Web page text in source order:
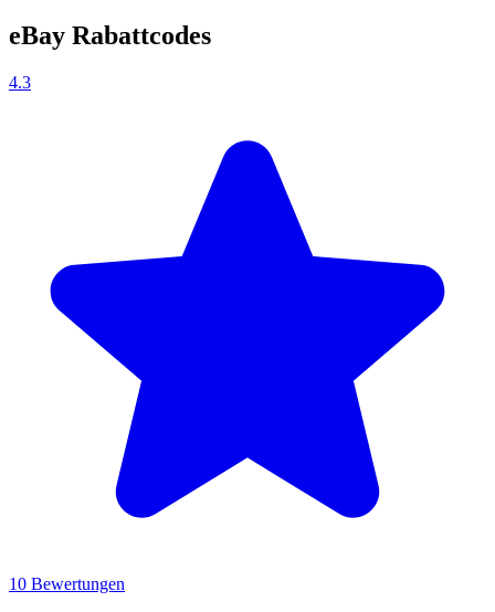
eBay Rabattcodes
4.3
10 Bewertungen